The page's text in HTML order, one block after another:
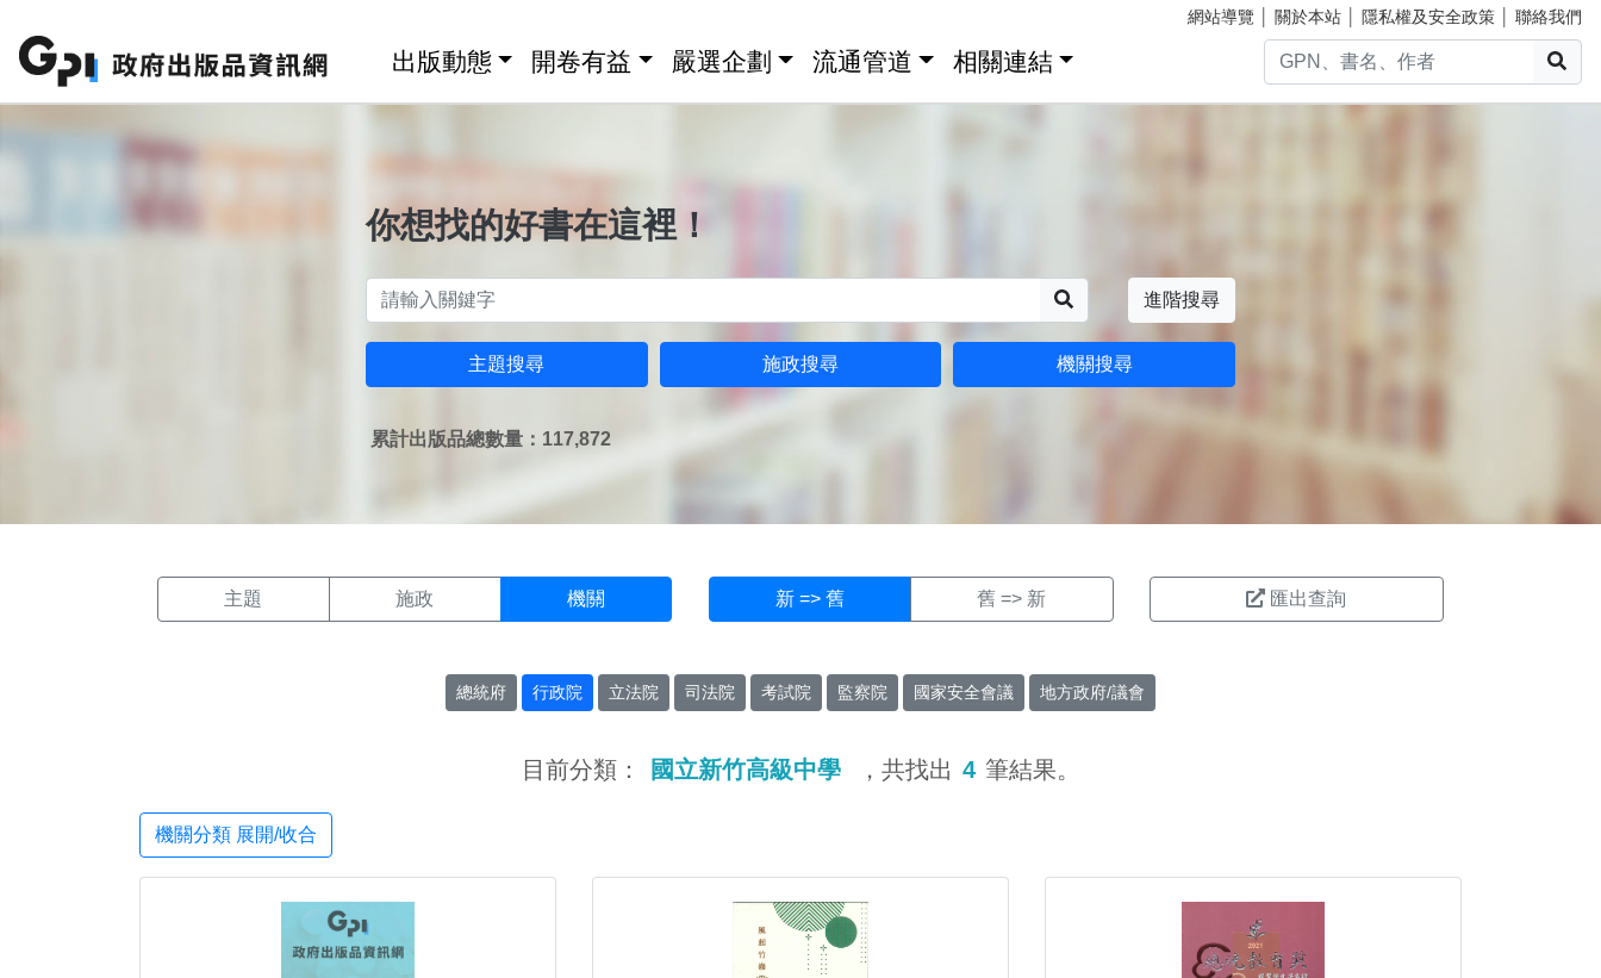
網站導覽 關於本站 隱私權及安全政策 聯絡我們
出版動態 開卷有益 嚴選企劃 流通管道 相關連結
你想找的好書在這裡！
進階搜尋
主題搜尋 施政搜尋 機關搜尋
累計出版品總數量：117,872
主題 施政 機關 新 => 舊 舊 => 新 匯出查詢
總統府 行政院 立法院 司法院 考試院 監察院 國家安全會議 地方政府/議會
目前分類： 國立新竹高級中學 ，共找出 4 筆結果。
機關分類 展開/收合